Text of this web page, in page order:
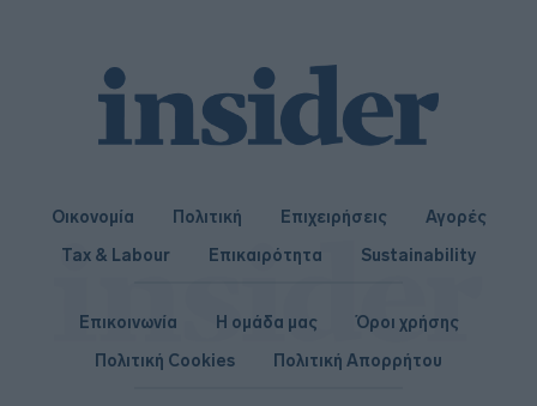
Οικονομία Πολιτική Επιχειρήσεις
Αγορές
Tax & Labour
Επικαιρότητα Sustainability
Επικοινωνία Η ομάδα μας
Όροι χρήσης
Πολιτική Cookies
Πολιτική Απορρήτου